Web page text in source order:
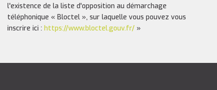
l'existence de la liste d'opposition au démarchage
téléphonique « Bloctel », sur laquelle vous pouvez vous
inscrire ici : https://www.bloctel.gouv.fr/ »